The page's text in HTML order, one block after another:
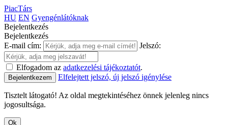
PiacTárs
HU EN Gyengénlátóknak
Bejelentkezés
Bejelentkezés
E-mail cím:
Jelszó:
Elfogadom az adatkezelési tájékoztatót.
Bejelentkezem Elfelejtett jelszó, új jelszó igénylése
Tisztelt látogató! Az oldal megtekintéséhez önnek jelenleg nincs
jogosultsága.
Ok